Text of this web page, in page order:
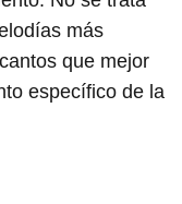
más
que mejor
específico de la